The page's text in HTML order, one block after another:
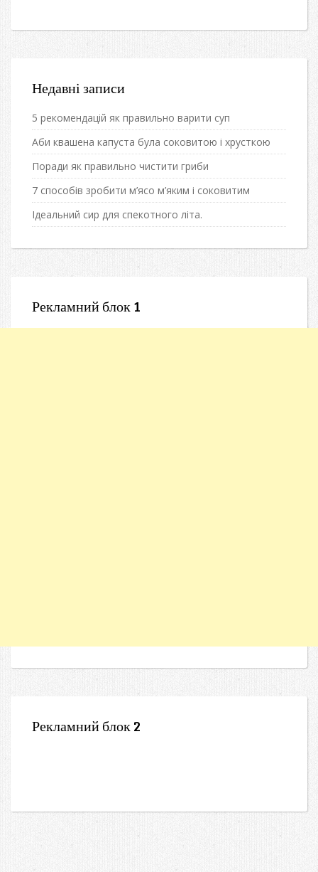
Недавні записи
5 рекомендацій як правильно варити суп
Аби квашена капуста була соковитою і хрусткою
Поради як правильно чистити гриби
7 способів зробити м’ясо м’яким і соковитим
Ідеальний сир для спекотного літа.
Рекламний блок 1
Рекламний блок 2